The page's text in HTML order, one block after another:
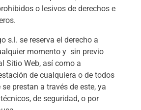
o lesivos de derechos e
s.l. se reserva el derecho a
momento y sin previo
Sitio Web, así como a
de cualquiera o de todos
prestan a través de este, ya
de seguridad, o por